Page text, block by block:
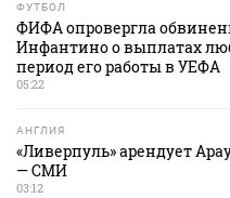
ФУТБОЛ
ФИФА опровергла
Инфантино о выплатах
период его работы в УЕФА
05:22
АНГЛИЯ
«Ливерпуль» арендует
— СМИ
03:12